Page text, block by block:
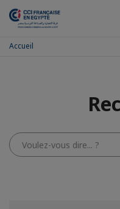
Accueil
Voulez-
vous
dire...